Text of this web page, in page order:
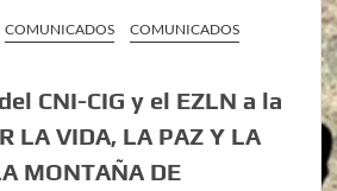
COMUNICADOS
COMUNICADOS
CNI-CIG y el EZLN a la
LA VIDA, LA PAZ Y LA
MONTAÑA DE